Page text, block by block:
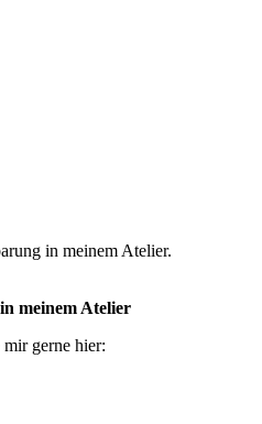
in meinem Atelier.
meinem Atelier
gerne hier: